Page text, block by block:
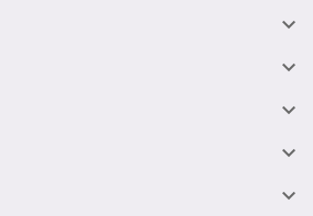




